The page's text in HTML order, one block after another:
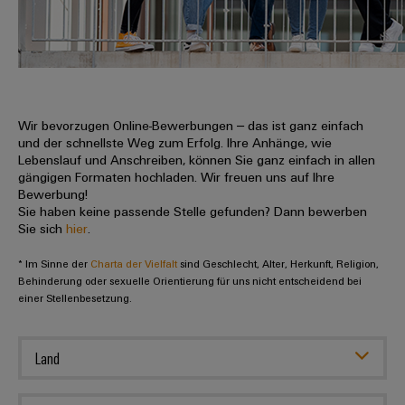
erlebbar
werden.
Datencenter
Produkte
für
Rechenzentren
–
effizient,
zuverlässig,
skalierbar
Energiespeicher
Lösungen
und
Anschlusstechnologie
DC-
u-
OS
Edge
Computing
Industrial
5G
Single
Leiterplattenklemmen
Gehäusesysteme
komponenten
Kabeleinführungssysteme
und
-
komponenten
Anschlussleitungen,
Patchkabel
Fast
Delivery
Beratung
und
digitale
Planung
easyConnect
-
Ihre
uns
Promotionfahrzeug
Distribution
Info
für
unsere
Partner
Vertrieb
Weidmüller
Zahlen
Unser
Vorstand
Nachhaltigkeit
Academy
People
Karriere
Stellen
für
Berufserfahrene
Für
Studierende
Werkstudententätigkeiten
Praktika
Abschlussarbeiten
Wir bevorzugen Online-Bewerbungen – das ist ganz einfach
und der schnellste Weg zum Erfolg. Ihre Anhänge, wie
Lebenslauf und Anschreiben, können Sie ganz einfach in allen
gängigen Formaten hochladen. Wir freuen uns auf Ihre
Bewerbung!
Sie haben keine passende Stelle gefunden? Dann bewerben
Sie sichhier
* Im Sinne der Charta der Vielfalt sind Geschlecht, Alter, Herkunft, Religion,
Behinderung oder sexuelle Orientierung für uns nicht entscheidend bei
einer Stellenbesetzung.
Land